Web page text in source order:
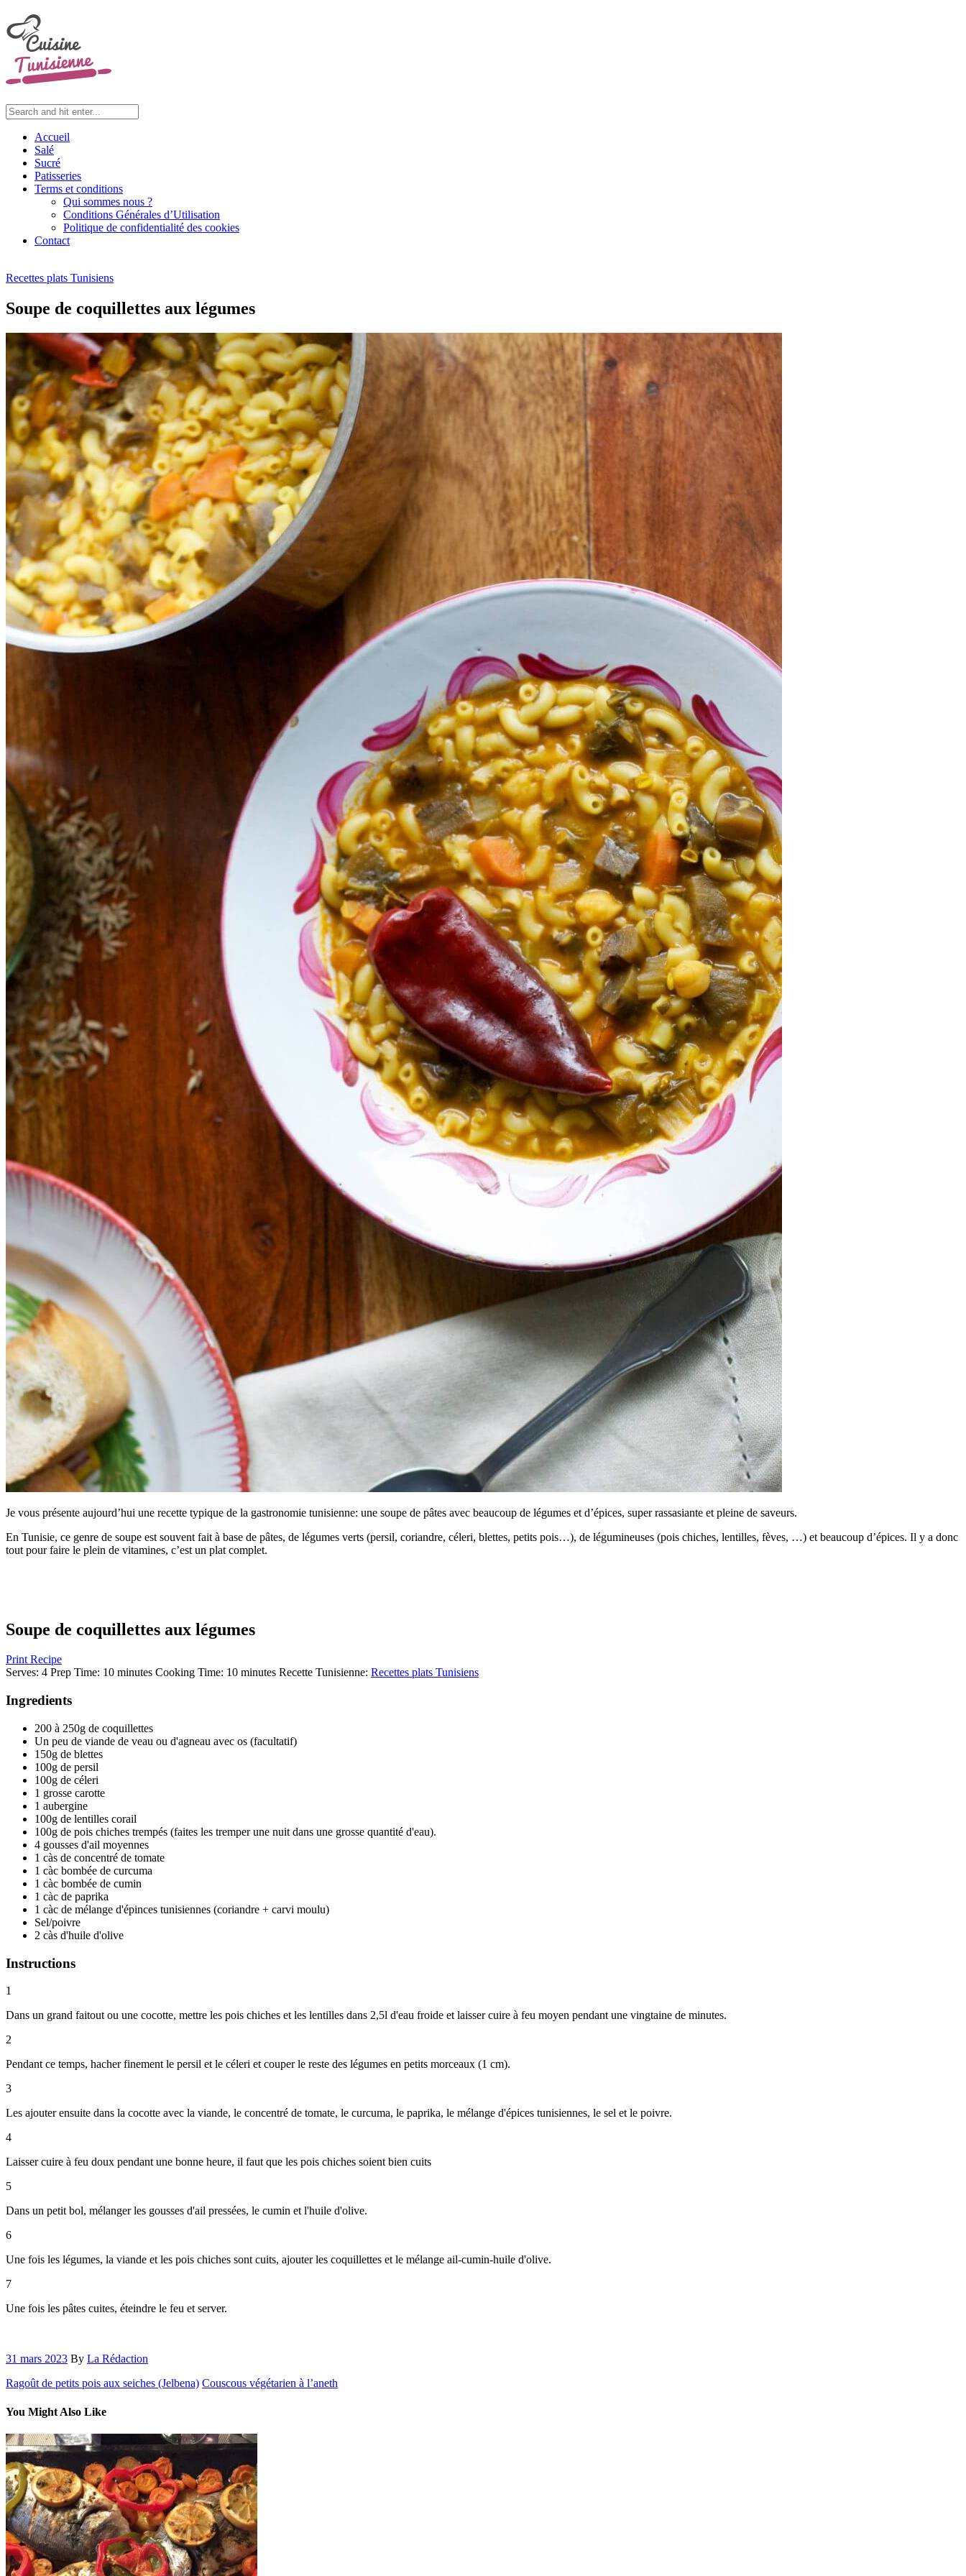
Accueil
Salé
Sucré
Patisseries
Terms et conditions
Qui sommes nous ?
Conditions Générales d’Utilisation
Politique de confidentialité des cookies
Contact
Recettes plats Tunisiens
Soupe de coquillettes aux légumes
Je vous présente aujourd’hui une recette typique de la gastronomie tunisienne: une soupe de pâtes avec beaucoup de légumes et d’épices, super rassasiante et pleine de saveurs.
En Tunisie, ce genre de soupe est souvent fait à base de pâtes, de légumes verts (persil, coriandre, céleri, blettes, petits pois…), de légumineuses (pois chiches, lentilles, fèves, …) et beaucoup d’épices. Il y a donc
tout pour faire le plein de vitamines, c’est un plat complet.
Soupe de coquillettes aux légumes
Print Recipe
Serves: 4 Prep Time: 10 minutes Cooking Time: 10 minutes Recette Tunisienne: Recettes plats Tunisiens
Ingredients
200 à 250g de coquillettes
Un peu de viande de veau ou d'agneau avec os (facultatif)
150g de blettes
100g de persil
100g de céleri
1 grosse carotte
1 aubergine
100g de lentilles corail
100g de pois chiches trempés (faites les tremper une nuit dans une grosse quantité d'eau).
4 gousses d'ail moyennes
1 càs de concentré de tomate
1 càc bombée de curcuma
1 càc bombée de cumin
1 càc de paprika
1 càc de mélange d'épinces tunisiennes (coriandre + carvi moulu)
Sel/poivre
2 càs d'huile d'olive
Instructions
1
Dans un grand faitout ou une cocotte, mettre les pois chiches et les lentilles dans 2,5l d'eau froide et laisser cuire à feu moyen pendant une vingtaine de minutes.
2
Pendant ce temps, hacher finement le persil et le céleri et couper le reste des légumes en petits morceaux (1 cm).
3
Les ajouter ensuite dans la cocotte avec la viande, le concentré de tomate, le curcuma, le paprika, le mélange d'épices tunisiennes, le sel et le poivre.
4
Laisser cuire à feu doux pendant une bonne heure, il faut que les pois chiches soient bien cuits
5
Dans un petit bol, mélanger les gousses d'ail pressées, le cumin et l'huile d'olive.
6
Une fois les légumes, la viande et les pois chiches sont cuits, ajouter les coquillettes et le mélange ail-cumin-huile d'olive.
7
Une fois les pâtes cuites, éteindre le feu et server.
31 mars 2023 By La Rédaction
Ragoût de petits pois aux seiches (Jelbena) Couscous végétarien à l’aneth
You Might Also Like